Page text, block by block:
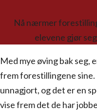
Nå nærmer
elevene gjør
Med mye øving bak seg,
frem forestillingene
unnagjort, og det er en
vise frem det de har